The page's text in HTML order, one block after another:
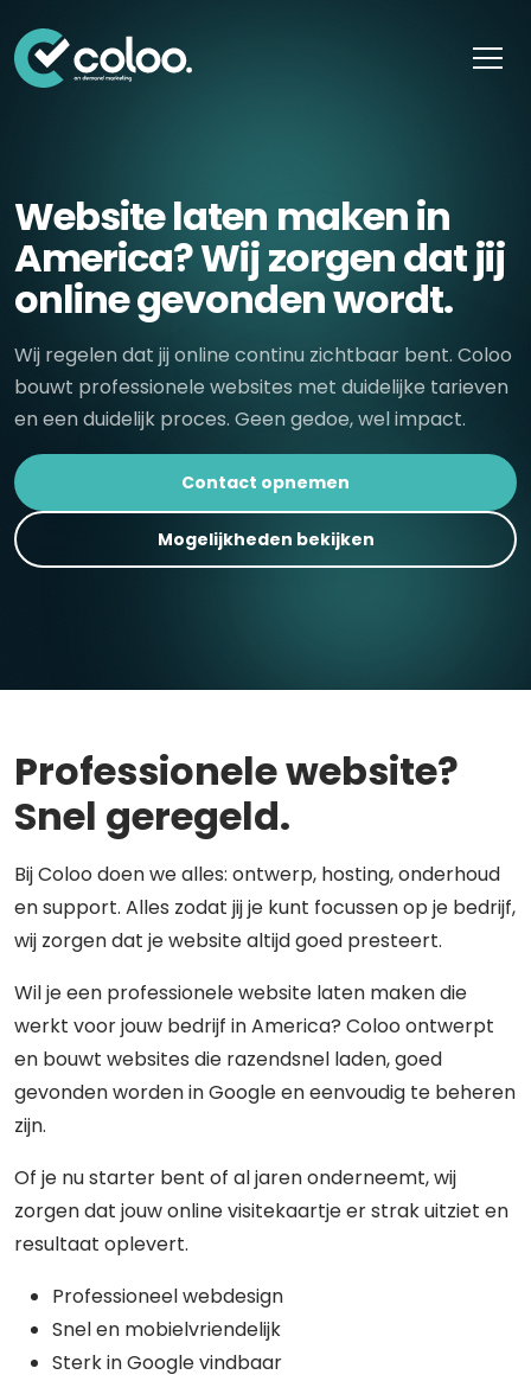
Website laten maken in
America? Wij zorgen dat jij
online gevonden wordt.
Wij regelen dat jij online continu zichtbaar bent. Coloo
bouwt professionele websites met duidelijke tarieven
en een duidelijk proces. Geen gedoe, wel impact.
Contact opnemen
Mogelijkheden bekijken
Professionele website?
Snel geregeld.
Bij Coloo doen we alles: ontwerp, hosting, onderhoud
en support. Alles zodat jij je kunt focussen op je bedrijf,
wij zorgen dat je website altijd goed presteert.
Wil je een professionele website laten maken die
werkt voor jouw bedrijf in America? Coloo ontwerpt
en bouwt websites die razendsnel laden, goed
gevonden worden in Google en eenvoudig te beheren
zijn.
Of je nu starter bent of al jaren onderneemt, wij
zorgen dat jouw online visitekaartje er strak uitziet en
resultaat oplevert.
Professioneel webdesign
Snel en mobielvriendelijk
Sterk in Google vindbaar